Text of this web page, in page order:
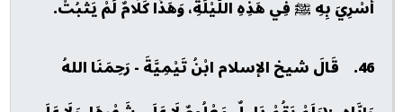
أَسْرِيَ بِهِ ﷺ فِي هَذِهِ اللَّيْلَةِ، وَهَذَا كَلَامٌ لَمْ يَثْبُتْ.
46. قَالَ شيخ الإسلام ابْنُ تَيْمِيَّةَ - رَحِمَنَا اللهُ